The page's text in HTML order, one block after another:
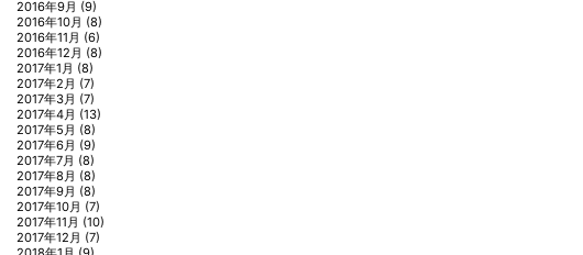
2016年9月 (9)
2016年10月 (8)
2016年11月 (6)
2016年12月 (8)
2017年1月 (8)
2017年2月 (7)
2017年3月 (7)
2017年4月 (13)
2017年5月 (8)
2017年6月 (9)
2017年7月 (8)
2017年8月 (8)
2017年9月 (8)
2017年10月 (7)
2017年11月 (10)
2017年12月 (7)